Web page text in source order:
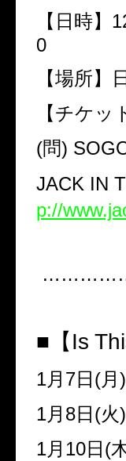
【日時】
0
【場所】
【チケッ
(問)
JACK IN
p://
■【 Is
1月 7日 (月
1月 8日 (火
1月 10日 (